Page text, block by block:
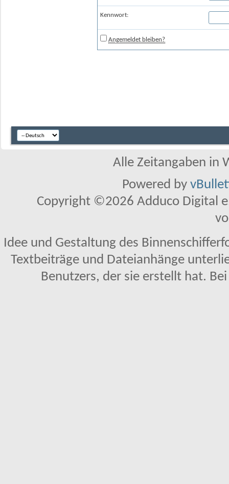
Kennwort:
Angemeldet bleiben?
Alle Zeitangaben in
Powered by
Copyright ©2026 Adduco Digital
Idee und Gestaltung des
Textbeiträge und Dateianhänge
Benutzers, der sie erstellt hat.